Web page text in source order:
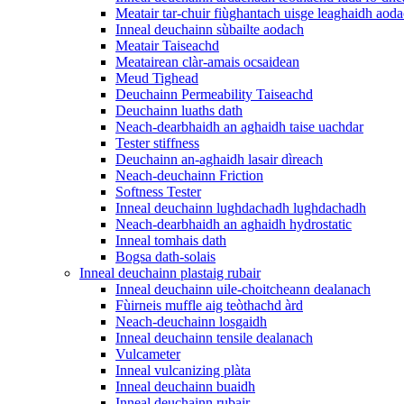
Meatair tar-chuir fiùghantach uisge leaghaidh
Inneal deuchainn sùbailte aodach
Meatair Taiseachd
Meatairean clàr-amais ocsaidean
Meud Tighead
Deuchainn Permeability Taiseachd
Deuchainn luaths dath
Neach-dearbhaidh an aghaidh taise uachdar
Tester stiffness
Deuchainn an-aghaidh lasair dìreach
Neach-deuchainn Friction
Softness Tester
Inneal deuchainn lughdachadh lughdachadh
Neach-dearbhaidh an aghaidh hydrostatic
Inneal tomhais dath
Bogsa dath-solais
Inneal deuchainn plastaig rubair
Inneal deuchainn uile-choitcheann dealanach
Fùirneis muffle aig teòthachd àrd
Neach-deuchainn losgaidh
Inneal deuchainn tensile dealanach
Vulcameter
Inneal vulcanizing plàta
Inneal deuchainn buaidh